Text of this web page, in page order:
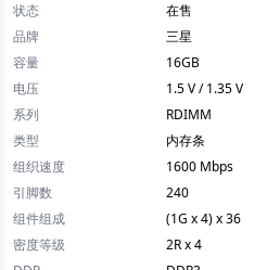
状态
在售
品牌
三星
容量
16GB
电压
1.5 V / 1.35 V
系列
RDIMM
类型
内存条
组织速度
1600 Mbps
引脚数
240
组件组成
(1G x 4) x 36
密度等级
2R x 4